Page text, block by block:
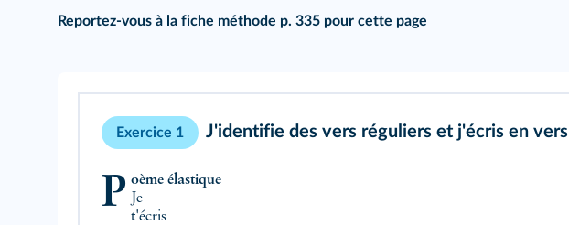
Reportez-vous à la fiche méthode p. 335 pour cette page
Exercice 1 J'identifie des vers réguliers et j'écris en vers
Poème élastique
Je
t'écris